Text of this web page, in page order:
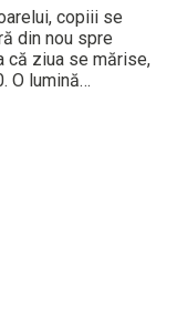
copiii se
din nou spre
că ziua se mărise,
O lumină…